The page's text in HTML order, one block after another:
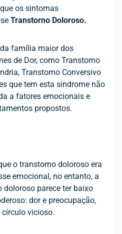
os sintomas
Transtorno Doloroso.
família maior dos
de Dor, como Transtorno
Transtorno Conversivo
que tem esta síndrome não
a fatores emocionais e
propostos.
o transtorno doloroso era
emocional, no entanto, a
doloroso parece ter baixo
dor e preocupação,
vicioso.